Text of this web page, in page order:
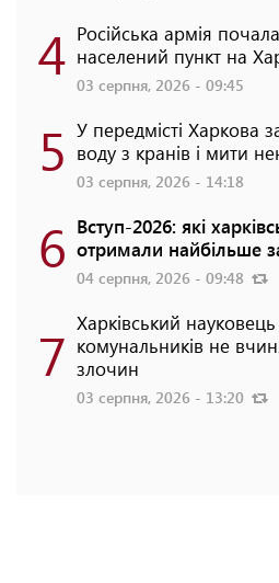
4 Російська армія
населений пункт на
03 серпня, 2026 - 09:45
5 У передмісті Харкова
воду з кранів і мити
03 серпня, 2026 - 14:18
6 Вступ-2026: які
отримали найбільше
04 серпня, 2026 - 09:48
7 Харківський
комунальників не
злочин
03 серпня, 2026 - 13:20